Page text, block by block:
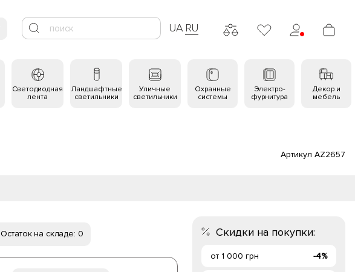
UA RU
Светодиодная
лента
Ландшафтные
светильники
Уличные
светильники
Охранные
системы
Электро-
фурнитура
Декор и
мебель
Артикул AZ2657
Остаток на складе: 0 Скидки на покупки:
от 1 000 грн -4%